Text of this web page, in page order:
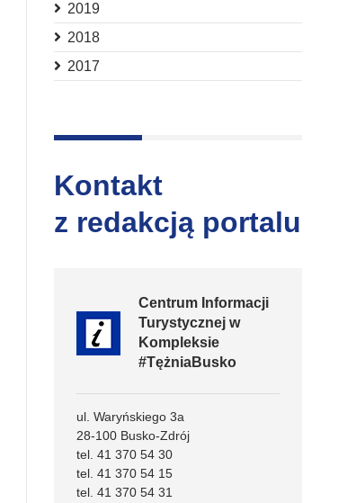
2019
2018
2017
Kontakt
z redakcją portalu
Centrum Informacji
Turystycznej w
Kompleksie
#TężniaBusko
ul. Waryńskiego 3a
28-100 Busko-Zdrój
tel. 41 370 54 30
tel. 41 370 54 15
tel. 41 370 54 31